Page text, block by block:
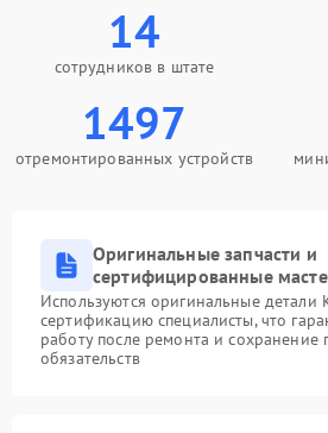
14
сотрудников в штате
1497
отремонтированных устройств
Оригинальные запчасти и
сертифицированные
Используются оригинальные
сертификацию специалисты, что
работу после ремонта и сохранение
обязательств